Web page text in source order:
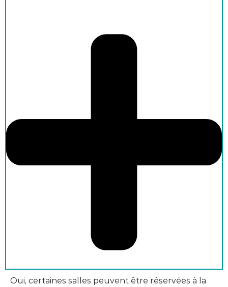
Oui, certaines salles peuvent être réservées à la